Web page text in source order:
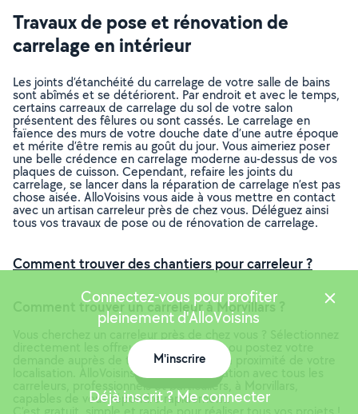
Travaux de pose et rénovation de
carrelage en intérieur
Les joints d’étanchéité du carrelage de votre salle de bains
sont abîmés et se détériorent. Par endroit et avec le temps,
certains carreaux de carrelage du sol de votre salon
présentent des fêlures ou sont cassés. Le carrelage en
faïence des murs de votre douche date d’une autre époque
et mérite d’être remis au goût du jour. Vous aimeriez poser
une belle crédence en carrelage moderne au-dessus de vos
plaques de cuisson. Cependant, refaire les joints du
carrelage, se lancer dans la réparation de carrelage n’est pas
chose aisée. AlloVoisins vous aide à vous mettre en contact
avec un artisan carreleur près de chez vous. Déléguez ainsi
tous vos travaux de pose ou de rénovation de carrelage.
Comment trouver des chantiers pour carreleur ?
Comment trouver un carreleur à Morvillars ?
directement les offreurs de votre choix ou postez votre
demande auprès de tous les membres à proximité de votre
localisation. AlloVoisins vous met en relation avec tous les
capables de vous répondre rapidement.
Connectez-vous pour profiter
pleinement d'AlloVoisins
M'inscrire
Déjà inscrit ? Me connecter